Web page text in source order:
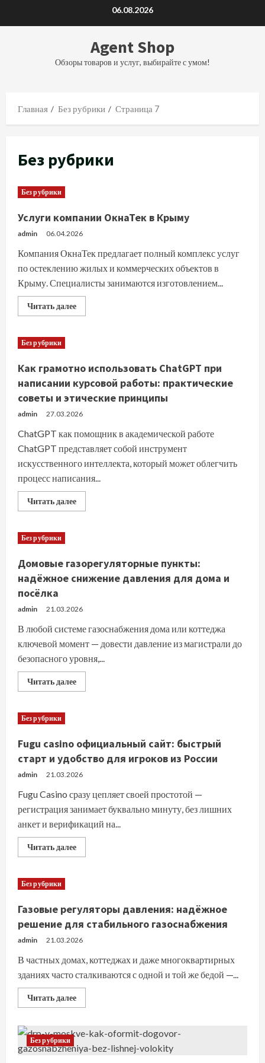
06.08.2026
Agent Shop
Обзоры товаров и услуг, выбирайте с умом!
Главная Без рубрики Страница 7
Без рубрики
Без рубрики
Услуги компании ОкнаТек в Крыму
admin 06.04.2026
Компания ОкнаТек предлагает полный комплекс услуг
по остеклению жилых и коммерческих объектов в
Крыму. Специалисты занимаются изготовлением...
Читать далееПрочитать
больше
Без рубрики
Как грамотно использовать ChatGPT при
написании курсовой работы: практические
советы и этические принципы
admin 27.03.2026
ChatGPT как помощник в академической работе
ChatGPT представляет собой инструмент
искусственного интеллекта, который может облегчить
процесс написания...
Читать далееПрочитать
больше
написании
курсовой
работы:
и
Без рубрики
Домовые газорегуляторные пункты:
надёжное снижение давления для дома и
посёлка
admin 21.03.2026
В любой системе газоснабжения дома или коттеджа
ключевой момент — довести давление из магистрали до
безопасного уровня,...
Читать далееПрочитать
больше
снижение
давления
для
дома
и
посёлка
Без рубрики
Fugu casino официальный сайт: быстрый
старт и удобство для игроков из России
admin 21.03.2026
Fugu Casino сразу цепляет своей простотой —
регистрация занимает буквально минуту, без лишних
анкет и верификаций на...
Читать далееПрочитать
больше
старт
и
удобство
для
игроков
России
Без рубрики
Газовые регуляторы давления: надёжное
решение для стабильного газоснабжения
admin 21.03.2026
В частных домах, коттеджах и даже многоквартирных
зданиях часто сталкиваются с одной и той же бедой —...
Читать далееПрочитать
больше
регуляторы
давления:
надёжное
решение
Без рубрики